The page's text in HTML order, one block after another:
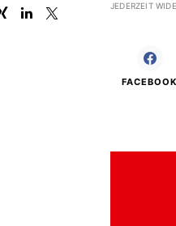
JEDERZEIT
FACEBOOK